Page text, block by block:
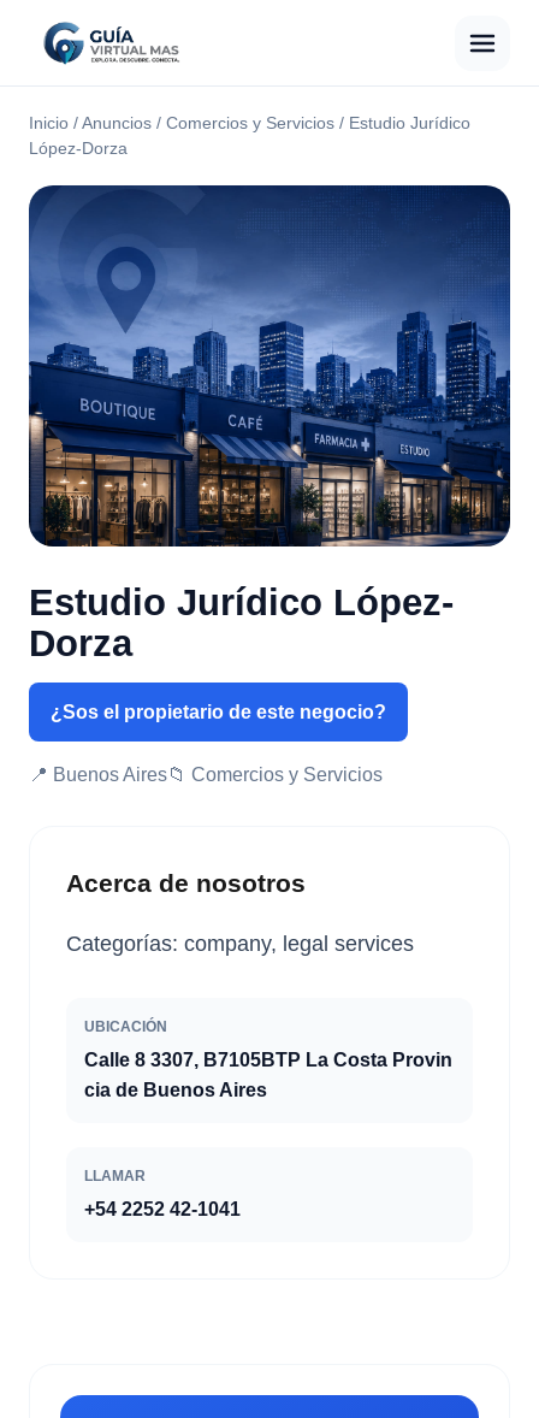
Inicio / Anuncios / Comercios y Servicios / Estudio Jurídico
López-Dorza
Estudio Jurídico López-
Dorza
¿Sos el propietario de este negocio?
📍 Buenos Aires📁 Comercios y Servicios
Acerca de nosotros
Categorías: company, legal services
UBICACIÓN
Calle 8 3307, B7105BTP La Costa Provin
cia de Buenos Aires
LLAMAR
+54 2252 42-1041